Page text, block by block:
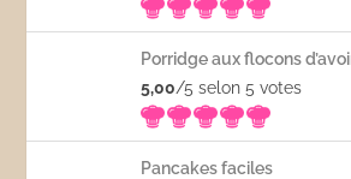
5,00/5 selon 5votes
Pancakes faciles